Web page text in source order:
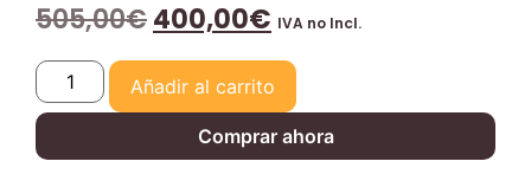
505,00€400,00€ IVA no Incl.
Añadir al carrito
Comprar ahora